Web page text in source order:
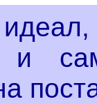
и